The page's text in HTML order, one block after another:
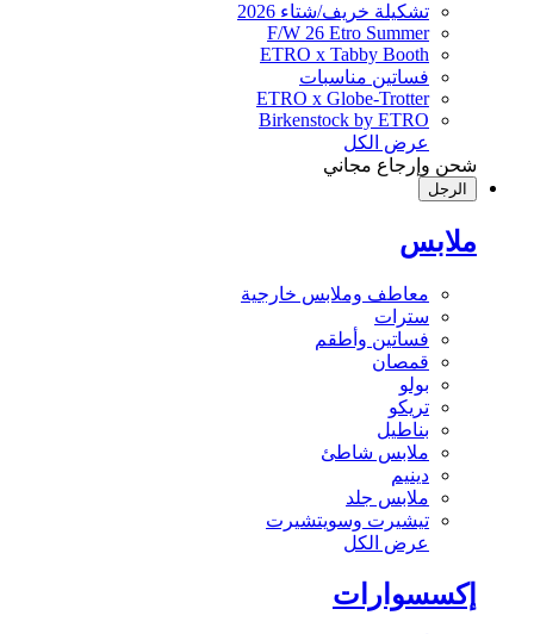
تشكيلة خريف/شتاء 2026
F/W 26 Etro Summer
ETRO x Tabby Booth
فساتين مناسبات
ETRO x Globe-Trotter
Birkenstock by ETRO
عرض الكل
شحن وإرجاع مجاني
الرجل
ملابس
معاطف وملابس خارجية
سترات
فساتين وأطقم
قمصان
بولو
تريكو
بناطيل
ملابس شاطئ
دينيم
ملابس جلد
تيشيرت وسويتشيرت
عرض الكل
إكسسوارات